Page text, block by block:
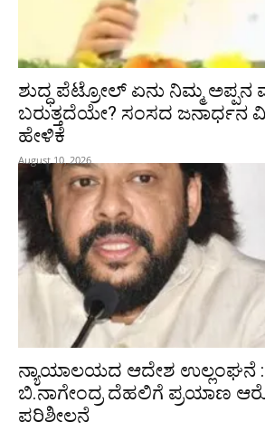
ಶುದ್ಧ ಪೆಟ್ರೋಲ್ ಏನು ನಿಮ್ಮ
ಬರುತ್ತದೆಯೇ? ಸಂಸದ ಜನಾರ್ಧನ
ಹೇಳಿಕೆ
August 10, 2026
ನ್ಯಾಯಾಲಯದ ಆದೇಶ ಉಲ್ಲಂಘನೆ
ಬಿ.ನಾಗೇಂದ್ರ ದೆಹಲಿಗೆ ಪ್ರಯಾಣ
ಪರಿಶೀಲನೆ